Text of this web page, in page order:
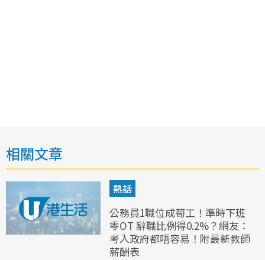
相關文章
熱話
公務員1職位成筍工！準時下班
零OT 辭職比例得0.2%？網友：
考入政府都唔容易！附最新教師
薪酬表